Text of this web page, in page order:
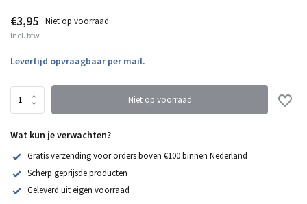
€3,95 Niet op voorraad
Incl. btw
Levertijd opvraagbaar per mail.
Niet op voorraad
Wat kun je verwachten?
Gratis verzending voor orders boven €100 binnen Nederland
Scherp geprijsde producten
Geleverd uit eigen voorraad